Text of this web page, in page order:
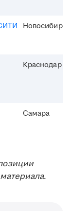
Новосибирск
Краснодар
Самара